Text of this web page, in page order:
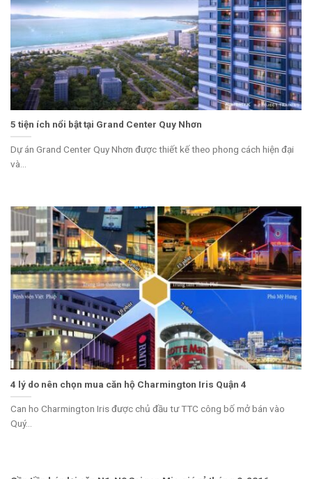
5 tiện ích nổi bật tại Grand Center Quy Nhơn
Dự án Grand Center Quy Nhơn được thiết kế theo phong cách hiện đại
và...
4 lý do nên chọn mua căn hộ Charmington Iris Quận 4
Can ho Charmington Iris được chủ đầu tư TTC công bố mở bán vào
Quý...